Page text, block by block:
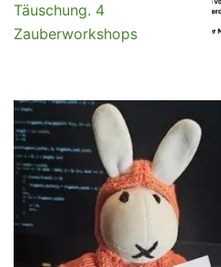
Täuschung. 4
Zauberworkshops